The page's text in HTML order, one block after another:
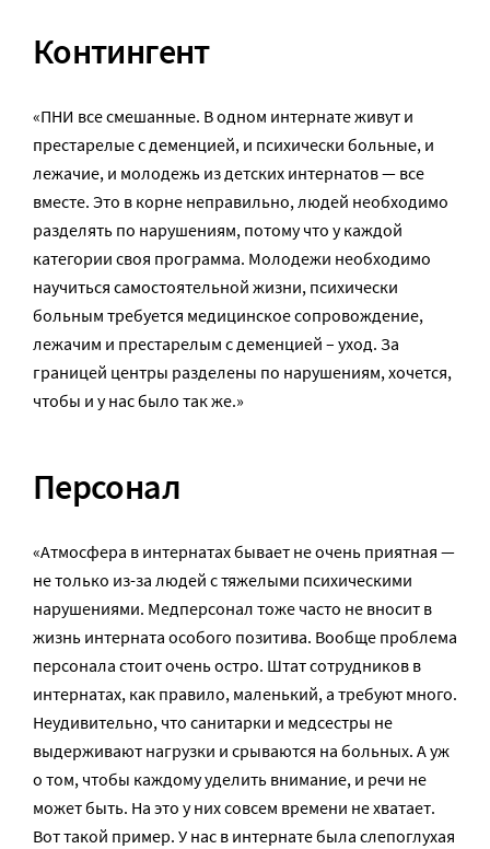
Контингент
«ПНИ все смешанные. В одном интернате живут и
престарелые с деменцией, и психически больные, и
лежачие, и молодежь из детских интернатов — все
вместе. Это в корне неправильно, людей необходимо
разделять по нарушениям, потому что у каждой
категории своя программа. Молодежи необходимо
научиться самостоятельной жизни, психически
больным требуется медицинское сопровождение,
лежачим и престарелым с деменцией – уход. За
границей центры разделены по нарушениям, хочется,
чтобы и у нас было так же.»
Персонал
«Атмосфера в интернатах бывает не очень приятная —
не только из-за людей с тяжелыми психическими
нарушениями. Медперсонал тоже часто не вносит в
жизнь интерната особого позитива. Вообще проблема
персонала стоит очень остро. Штат сотрудников в
интернатах, как правило, маленький, а требуют много.
Неудивительно, что санитарки и медсестры не
выдерживают нагрузки и срываются на больных. А уж
о том, чтобы каждому уделить внимание, и речи не
может быть. На это у них совсем времени не хватает.
Вот такой пример. У нас в интернате была слепоглухая